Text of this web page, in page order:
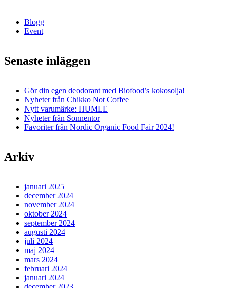
Blogg
Event
Senaste inläggen
Gör din egen deodorant med Biofood’s kokosolja!
Nyheter från Chikko Not Coffee
Nytt varumärke: HUMLE
Nyheter från Sonnentor
Favoriter från Nordic Organic Food Fair 2024!
Arkiv
januari 2025
december 2024
november 2024
oktober 2024
september 2024
augusti 2024
juli 2024
maj 2024
mars 2024
februari 2024
januari 2024